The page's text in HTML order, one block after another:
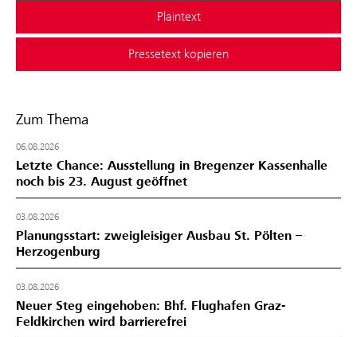
Plaintext
Pressetext kopieren
Zum Thema
06.08.2026
Letzte Chance: Ausstellung in Bregenzer Kassenhalle
noch bis 23. August geöffnet
03.08.2026
Planungsstart: zweigleisiger Ausbau St. Pölten –
Herzogenburg
03.08.2026
Neuer Steg eingehoben: Bhf. Flughafen Graz-
Feldkirchen wird barrierefrei